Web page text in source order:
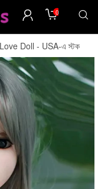
0
Doll - USA-এ স্টক